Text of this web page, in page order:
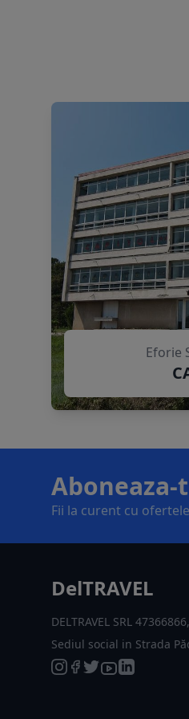
Eforie
Aboneaza-
Fii la curent cu
DelTRAVEL
DELTRAVEL SRL
Sediul social in Strada